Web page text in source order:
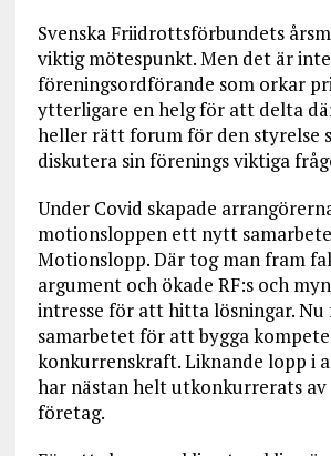
Svenska Friidrottsförbundets
viktig mötespunkt. Men det är
föreningsordförande som orkar
ytterligare en helg för att delta
heller rätt forum för den styrelse
diskutera sin förenings viktiga
Under Covid skapade
motionsloppen ett nytt samarbete
Motionslopp. Där tog man fram
argument och ökade RF:s och
intresse för att hitta lösningar.
samarbetet för att bygga
konkurrenskraft. Liknande lopp i
har nästan helt utkonkurrerats
företag.